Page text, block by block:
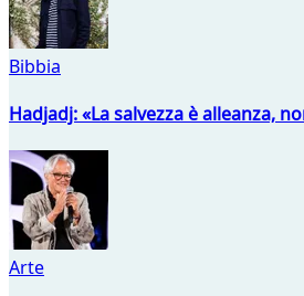
Bibbia
Hadjadj: «La salvezza è alleanza,
Arte